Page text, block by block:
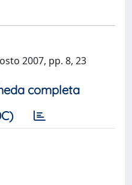
2007, pp. 8, 23
completa